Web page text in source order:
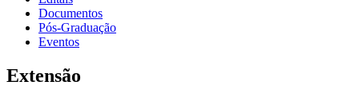
Documentos
Pós-Graduação
Eventos
Extensão